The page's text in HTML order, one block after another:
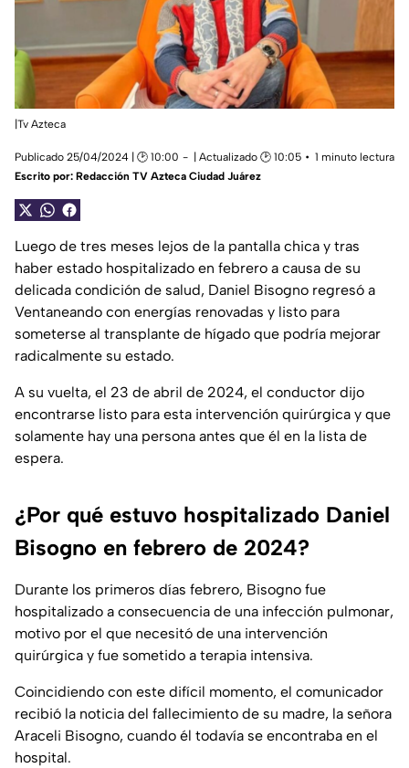
|Tv Azteca
Publicado 25/04/2024 | 🕑 10:00 | Actualizado 🕑 10:05
1 minuto lectura
Escrito por: Redacción TV Azteca Ciudad Juárez
Luego de tres meses lejos de la pantalla chica y tras
haber estado hospitalizado en febrero a causa de su
delicada condición de salud, Daniel Bisogno regresó a
Ventaneando con energías renovadas y listo para
someterse al transplante de hígado que podría mejorar
radicalmente su estado.
A su vuelta, el 23 de abril de 2024, el conductor dijo
encontrarse listo para esta intervención quirúrgica y que
solamente hay una persona antes que él en la lista de
espera.
¿Por qué estuvo hospitalizado Daniel
Bisogno en febrero de 2024?
Durante los primeros días febrero, Bisogno fue
hospitalizado a consecuencia de una infección pulmonar,
motivo por el que necesitó de una intervención
quirúrgica y fue sometido a terapia intensiva.
Coincidiendo con este difícil momento, el comunicador
recibió la noticia del fallecimiento de su madre, la señora
Araceli Bisogno, cuando él todavía se encontraba en el
hospital.